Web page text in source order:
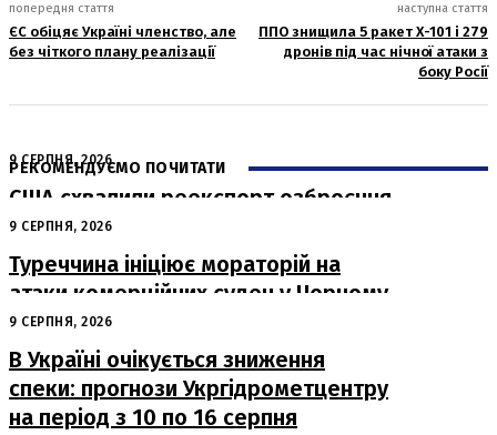
попередня стаття
ЄС обіцяє Україні членство, але
без чіткого плану реалізації
наступна стаття
ППО знищила 5 ракет Х-101 і 279
дронів під час нічної атаки з
боку Росії
РЕКОМЕНДУЄМО ПОЧИТАТИ
9 СЕРПНЯ, 2026
США схвалили реекспорт озброєння
з Туреччини для України
9 СЕРПНЯ, 2026
Туреччина ініціює мораторій на
атаки комерційних суден у Чорному
морі
9 СЕРПНЯ, 2026
В Україні очікується зниження
спеки: прогнози Укргідрометцентру
на період з 10 по 16 серпня